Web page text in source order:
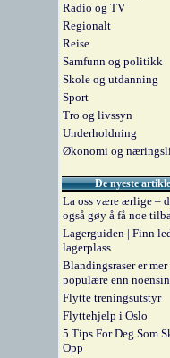
Radio og TV
Regionalt
Reise
Samfunn og politikk
Skole og utdanning
Sport
Tro og livssyn
Underholdning
Økonomi og
De nyeste
La oss være ærlige –
også gøy å få noe
Lagerguiden | Finn
lagerplass
Blandingsraser er mer
populære enn
Flytte treningsutstyr
Flyttehjelp i Oslo
5 Tips For Deg Som
Opp